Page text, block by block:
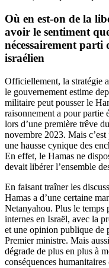
Où en est-on de la
avoir le sentiment
nécessairement
israélien
Officiellement, la stratégie
le gouvernement estime
militaire peut pousser le
raisonnement a pour partie
lors d’une première trêve
novembre 2023. Mais
une hausse cynique des
En effet, le Hamas ne
devait libérer l’ensemble
En faisant traîner les
Hamas a d’une certaine
Netanyahou. Plus le temps
internes en Israël, avec la
et une opinion publique de
Premier ministre. Mais
dégrade de plus en plus à
conséquences